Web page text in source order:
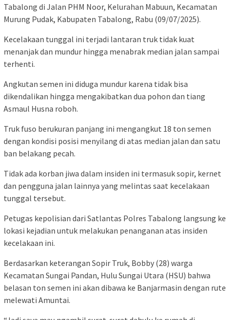
Tabalong di Jalan PHM Noor, Kelurahan Mabuun, Kecamatan
Murung Pudak, Kabupaten Tabalong, Rabu (09/07/2025).
Kecelakaan tunggal ini terjadi lantaran truk tidak kuat
menanjak dan mundur hingga menabrak median jalan sampai
terhenti.
Angkutan semen ini diduga mundur karena tidak bisa
dikendalikan hingga mengakibatkan dua pohon dan tiang
Asmaul Husna roboh.
Truk fuso berukuran panjang ini mengangkut 18 ton semen
dengan kondisi posisi menyilang di atas median jalan dan satu
ban belakang pecah.
Tidak ada korban jiwa dalam insiden ini termasuk sopir, kernet
dan pengguna jalan lainnya yang melintas saat kecelakaan
tunggal tersebut.
Petugas kepolisian dari Satlantas Polres Tabalong langsung ke
lokasi kejadian untuk melakukan penanganan atas insiden
kecelakaan ini.
Berdasarkan keterangan Sopir Truk, Bobby (28) warga
Kecamatan Sungai Pandan, Hulu Sungai Utara (HSU) bahwa
belasan ton semen ini akan dibawa ke Banjarmasin dengan rute
melewati Amuntai.